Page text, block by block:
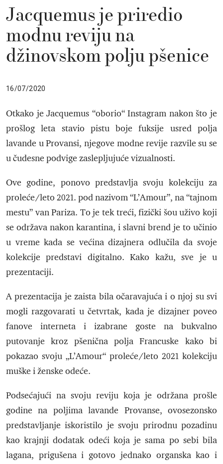
Jacquemus je priredio
modnu reviju na
džinovskom polju pšenice
16/07/2020
Otkako je Jacquemus “oborio“ Instagram nakon što je
prošlog leta stavio pistu boje fuksije usred polja
lavande u Provansi, njegove modne revije razvile su se
u čudesne podvige zaslepljujuće vizualnosti.
Ove godine, ponovo predstavlja svoju kolekciju za
proleće/leto 2021. pod nazivom “L’Amour”, na “tajnom
mestu” van Pariza. To je tek treći, fizički šou uživo koji
se održava nakon karantina, i slavni brend je to učinio
u vreme kada se većina dizajnera odlučila da svoje
kolekcije predstavi digitalno. Kako kažu, sve je u
prezentaciji.
A prezentacija je zaista bila očaravajuća i o njoj su svi
mogli razgovarati u četvrtak, kada je dizajner poveo
fanove interneta i izabrane goste na bukvalno
putovanje kroz pšenična polja Francuske kako bi
pokazao svoju „L’Amour“ proleće/leto 2021 kolekciju
muške i ženske odeće.
Podsećajući na svoju reviju koja je održana prošle
godine na poljima lavande Provanse, ovosezonsko
predstavljanje iskoristilo je svoju prirodnu pozadinu
kao krajnji dodatak odeći koja je sama po sebi bila
lagana, prigušena i gotovo jednako organska kao i